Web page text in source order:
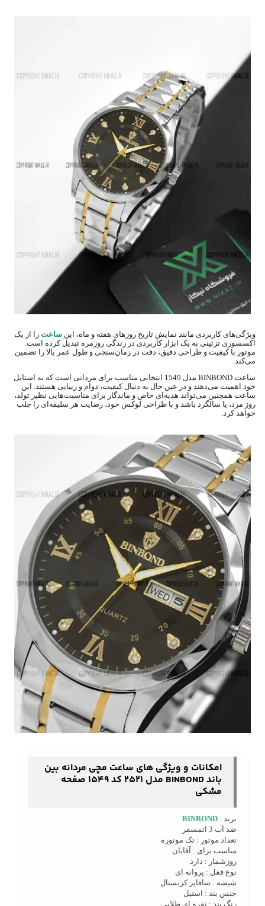
ویژگی‌های کاربردی مانند نمایش تاریخ روزهای هفته و ماه، این ساعترا از یک
اکسسوری تزئینی به یک ابزار کاربردی در زندگی روزمره تبدیل کرده است.
موتور با کیفیت و طراحی دقیق، دقت در زمان‌سنجی و طول عمر بالا را تضمین
می‌کند.
ساعت BINBOND مدل 1549 انتخابی مناسب برای مردانی است که به استایل
خود اهمیت می‌دهند و در عین حال به دنبال کیفیت، دوام و زیبایی هستند. این
ساعت همچنین می‌تواند هدیه‌ای خاص و ماندگار برای مناسبت‌هایی نظیر تولد،
روز مرد، یا سالگرد باشد و با طراحی لوکس خود، رضایت هر سلیقه‌ای را جلب
خواهد کرد.
امکانات و ویژگی های ساعت مچی مردانه بین
باند BINBOND مدل 2521 کد 1549 صفحه
مشکی
برند : BINBOND
ضد آب 3 اتمسفر
تعداد موتور : تک موتوره
مناسب برای : آقایان
روزشمار : دارد
نوع قفل : پروانه ای
شیشه : سافایر کریستال
جنس بند : استیل
رنگ بند : نقره ای طلایی